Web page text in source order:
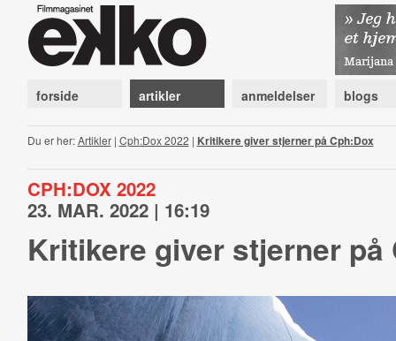
forside artikler anmeldelser blogs
Du er her:Artikler| Cph:Dox 2022 | Kritikere giver stjerner på Cph:Dox
CPH:DOX 2022
23. MAR. 2022 | 16:19
Kritikere giver stjerner på